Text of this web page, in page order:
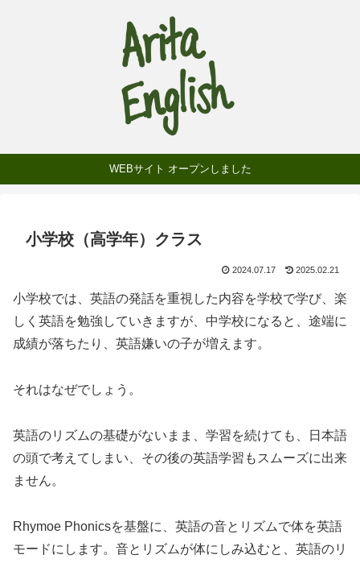
WEBサイト オープンしました
小学校（高学年）クラス
2024.07.17 2025.02.21
小学校では、英語の発話を重視した内容を学校で学び、楽
しく英語を勉強していきますが、中学校になると、途端に
成績が落ちたり、英語嫌いの子が増えます。
それはなぜでしょう。
英語のリズムの基礎がないまま、学習を続けても、日本語
の頭で考えてしまい、その後の英語学習もスムーズに出来
ません。
Rhymoe Phonicsを基盤に、英語の音とリズムで体を英語
モードにします。音とリズムが体にしみ込むと、英語のリ